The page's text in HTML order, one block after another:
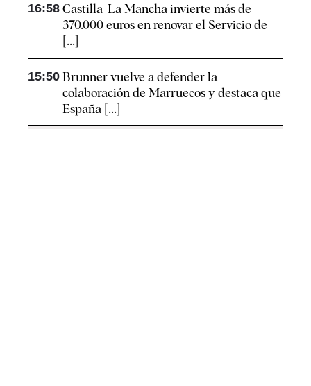
16:58 Castilla-La Mancha invierte más de
370.000 euros en renovar el Servicio de
[...]
15:50 Brunner vuelve a defender la
colaboración de Marruecos y destaca que
España [...]